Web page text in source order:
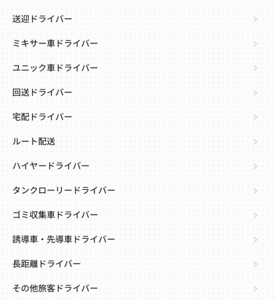
送迎ドライバー
ミキサー車ドライバー
ユニック車ドライバー
回送ドライバー
宅配ドライバー
ルート配送
ハイヤードライバー
タンクローリードライバー
ゴミ収集車ドライバー
誘導車・先導車ドライバー
長距離ドライバー
その他旅客ドライバー